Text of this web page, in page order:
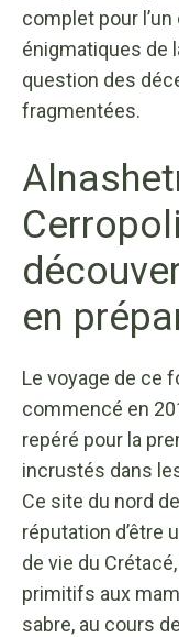
complet pour
énigmatiques de
question des
fragmentées.
en
Le voyage de ce
commencé en
repéré pour la
incrustés dans
Ce site du nord
réputation d’être
de vie du
primitifs aux
sabre, au cours